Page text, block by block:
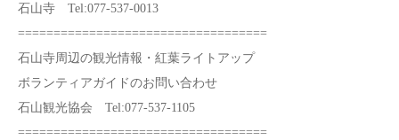
石山寺 Tel:077-537-0013
===================================
石山寺周辺の観光情報・紅葉ライトアップ
ボランティアガイドのお問い合わせ
石山観光協会 Tel:077-537-1105
===================================